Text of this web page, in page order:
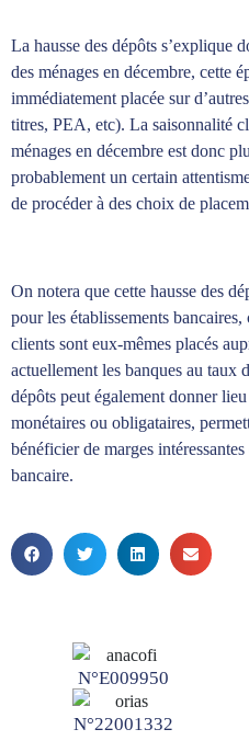
La hausse des dépôts s’explique
des ménages en décembre, cette
immédiatement placée sur
titres, PEA, etc). La saisonnalité
ménages en décembre est donc
probablement un certain
de procéder à des choix de
On notera que cette hausse des
pour les établissements
clients sont eux-mêmes placés
actuellement les banques au taux
dépôts peut également donner
monétaires ou obligataires,
bénéficier de marges
bancaire.
N°E009950
N°22001332